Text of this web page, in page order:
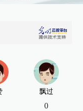
飘过
0